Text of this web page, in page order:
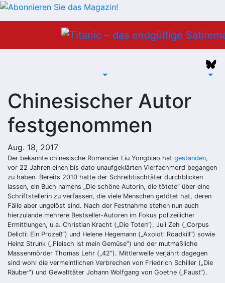
Chinesischer Autor
festgenommen
Aug. 18, 2017
Der bekannte chinesische Romancier Liu Yongbiao hat gestanden,
vor 22 Jahren einen bis dato unaufgeklärten Vierfachmord begangen
zu haben. Bereits 2010 hatte der Schreibtischtäter durchblicken
lassen, ein Buch namens „Die schöne Autorin, die tötete“ über eine
Schriftstellerin zu verfassen, die viele Menschen getötet hat, deren
Fälle aber ungelöst sind. Nach der Festnahme stehen nun auch
hierzulande mehrere Bestseller-Autoren im Fokus polizeilicher
Ermittlungen, u.a. Christian Kracht („Die Toten“), Juli Zeh („Corpus
Delicti: Ein Prozeß“) und Helene Hegemann („Axolotl Roadkill“) sowie
Heinz Strunk („Fleisch ist mein Gemüse“) und der mutmaßliche
Massenmörder Thomas Lehr („42“). Mittlerweile verjährt dagegen
sind wohl die vermeintlichen Verbrechen von Friedrich Schiller („Die
Räuber“) und Gewalttäter Johann Wolfgang von Goethe („Faust“).